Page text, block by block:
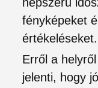
fényképeket
értékeléseket.
Erről a
jelenti, hogy